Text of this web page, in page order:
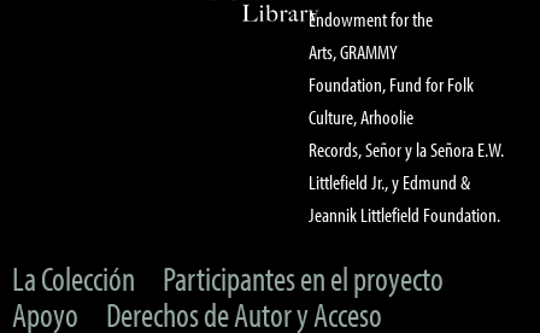
Endowment for the
Arts, GRAMMY
Foundation, Fund for Folk
Culture, Arhoolie
Records, Señor y la Señora E.W.
Littlefield Jr., y Edmund &
Jeannik Littlefield Foundation.
La Colección
Participantes en el proyecto
Apoyo
Derechos de Autor y Acceso